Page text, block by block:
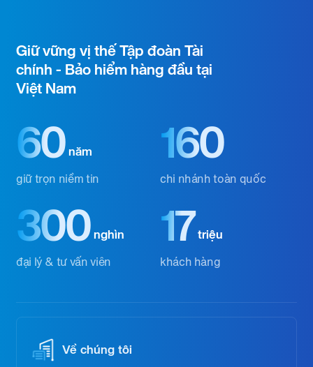
Giữ vững vị thế Tập đoàn Tài
chính - Bảo hiểm hàng đầu tại
Việt Nam
60 năm
giữ trọn niềm tin
160
chi nhánh toàn quốc
300 nghìn
đại lý & tư vấn viên
17 triệu
khách hàng
Về chúng tôi